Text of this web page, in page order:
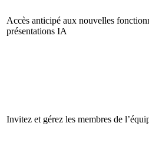
Accès anticipé aux nouvelles
présentations IA
Invitez et gérez les membres de